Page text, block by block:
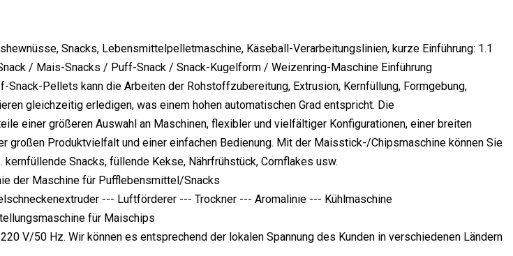
Snacks, Lebensmittelpelletmaschine, Käseball-Verarbeitungslinien, kurze Einführung: 1.1
/ Mais-Snacks / Puff-Snack / Snack-Kugelform / Weizenring-Maschine Einführung
Pellets kann die Arbeiten der Rohstoffzubereitung, Extrusion, Kernfüllung, Formgebung,
gleichzeitig erledigen, was einem hohen automatischen Grad entspricht. Die
einer größeren Auswahl an Maschinen, flexibler und vielfältiger Konfigurationen, einer breiten
großen Produktvielfalt und einer einfachen Bedienung. Mit der Maisstick-/Chipsmaschine können Sie
Snacks, füllende Kekse, Nährfrühstück, Cornflakes usw.
der Maschine für Pufflebensmittel/Snacks
--- Luftförderer --- Trockner --- Aromalinie --- Kühlmaschine
für Maischips
V/50 Hz. Wir können es entsprechend der lokalen Spannung des Kunden in verschiedenen Ländern